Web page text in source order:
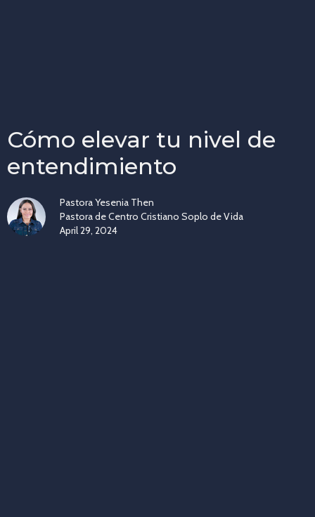
Cómo elevar tu nivel de
entendimiento
Pastora Yesenia Then
Pastora de Centro Cristiano Soplo de Vida
April 29, 2024